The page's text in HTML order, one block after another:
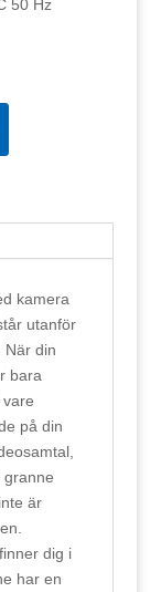
50 Hz
kamera
utanför
När din
bara
på din
granne
är
dig i
har en